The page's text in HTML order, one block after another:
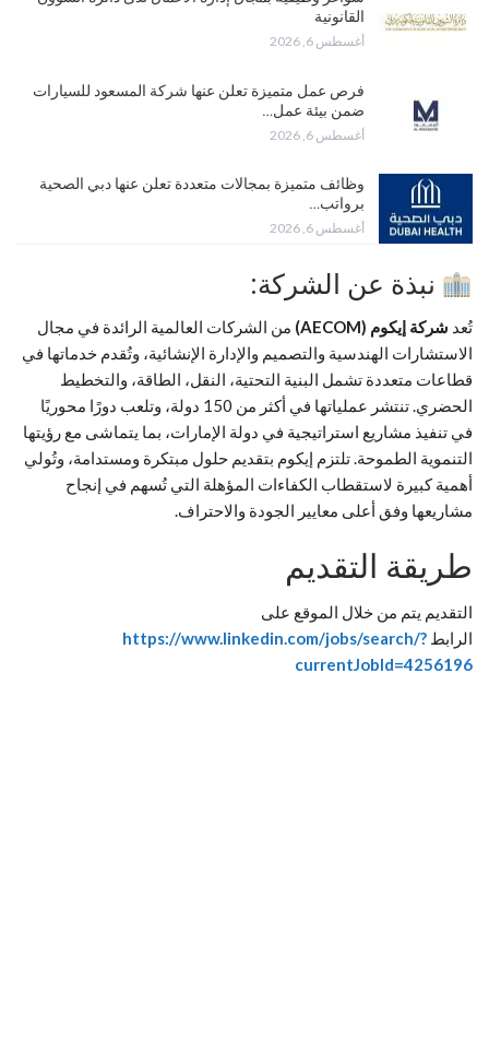
القانونية
أغسطس 6, 2026
فرص عمل متميزة تعلن عنها شركة المسعود للسيارات
ضمن بيئة عمل…
أغسطس 6, 2026
وظائف متميزة بمجالات متعددة تعلن عنها دبي الصحية
برواتب…
أغسطس 6, 2026
نبذة عن الشركة:
تُعد شركة إيكوم (AECOM)
من الشركات العالمية الرائدة في مجال
الاستشارات الهندسية والتصميم والإدارة الإنشائية، وتُقدم خدماتها في
قطاعات متعددة تشمل البنية التحتية، النقل، الطاقة، والتخطيط
الحضري. تنتشر عملياتها في أكثر من 150 دولة، وتلعب دورًا محوريًا
في تنفيذ مشاريع استراتيجية في دولة الإمارات، بما يتماشى مع رؤيتها
التنموية الطموحة. تلتزم إيكوم بتقديم حلول مبتكرة ومستدامة، وتُولي
أهمية كبيرة لاستقطاب الكفاءات المؤهلة التي تُسهم في إنجاح
مشاريعها وفق أعلى معايير الجودة والاحتراف.
طريقة التقديم
التقديم يتم من خلال الموقع على
الرابط https://www.linkedin.com/jobs/search/?
currentJobId=4256196